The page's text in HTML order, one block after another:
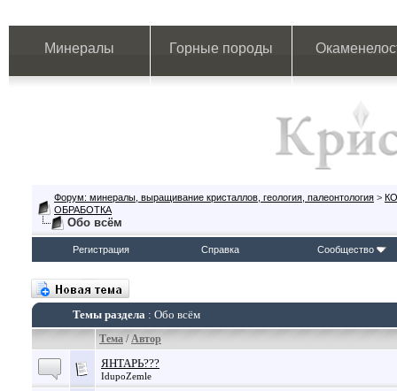
Минералы Горные породы
Форум: минералы, выращивание кристаллов, геология, палеонтология >
ОБРАБОТКА
Обо всём
Регистрация Справка Сообщество
Темы раздела : Обо всём
Тема /Автор
ЯНТАРЬ???
IdupoZemle